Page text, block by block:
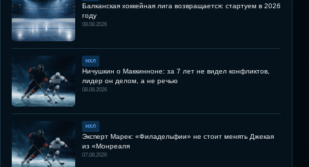
Балканская хоккейная лига возвращается: стартуем в 2026
году
08.08.2026
НХЛ
Ничушкин о Маккинноне: за 7 лет не видел конфликтов,
лидер он делом, а не речью
08.08.2026
НХЛ
Эксперт Марек: «Филадельфии» не стоит менять Джекая
из «Монреаля
07.08.2026